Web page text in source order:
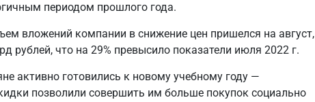
периодом прошлого года.
вложений компании в снижение цен пришелся на август,
рублей, что на 29% превысило показатели июля 2022 г.
активно готовились к новому учебному году —
позволили совершить им больше покупок социально